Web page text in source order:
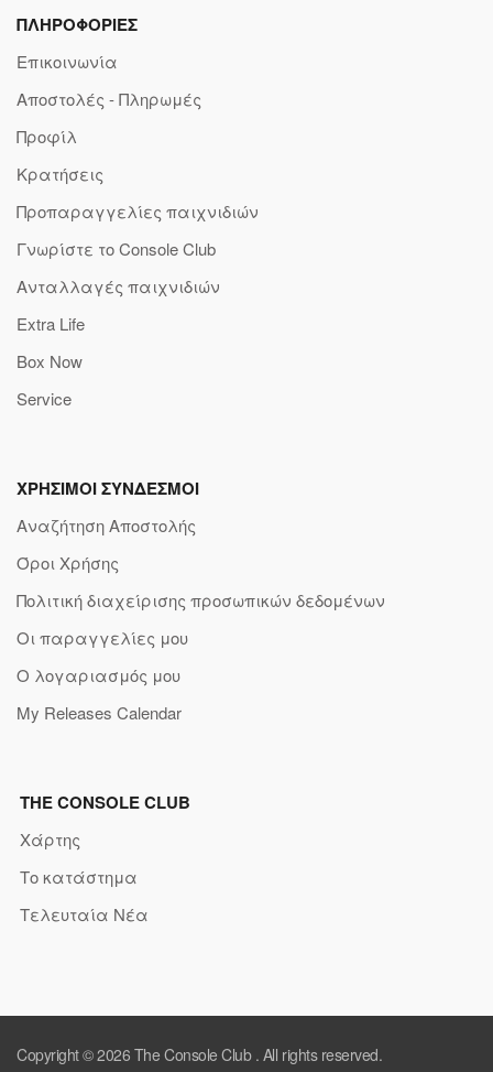
ΠΛΗΡΟΦΟΡΙΕΣ
Επικοινωνία
Αποστολές - Πληρωμές
Προφίλ
Κρατήσεις
Προπαραγγελίες παιχνιδιών
Γνωρίστε το Console Club
Ανταλλαγές παιχνιδιών
Extra Life
Box Now
Service
ΧΡΗΣΙΜΟΙ ΣΥΝΔΕΣΜΟΙ
Αναζήτηση Αποστολής
Όροι Χρήσης
Πολιτική διαχείρισης προσωπικών δεδομένων
Οι παραγγελίες μου
Ο λογαριασμός μου
My Releases Calendar
THE CONSOLE CLUB
Χάρτης
Το κατάστημα
Τελευταία Νέα
Copyright © 2026 The Console Club. All rights reserved.